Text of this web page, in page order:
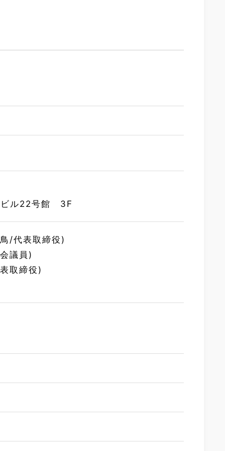
ビル22号館 3F
/代表取締役)
議員)
取締役)